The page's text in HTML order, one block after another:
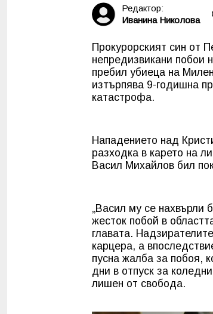
Редактор:
Иванина Николова
Прокурорският син от
непредизвикани побои
пребил убиеца на
изтърпява 9-годишна
катастрофа.
Нападението над
разходка в карето на
Васил Михайлов бил
„Васил му се нахвърли
жесток побой в
главата.
карцера, а
пусна жалба за побоя,
дни в отпуск за
лишен от свобода.